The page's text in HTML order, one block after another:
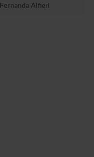
Fernanda Alfieri